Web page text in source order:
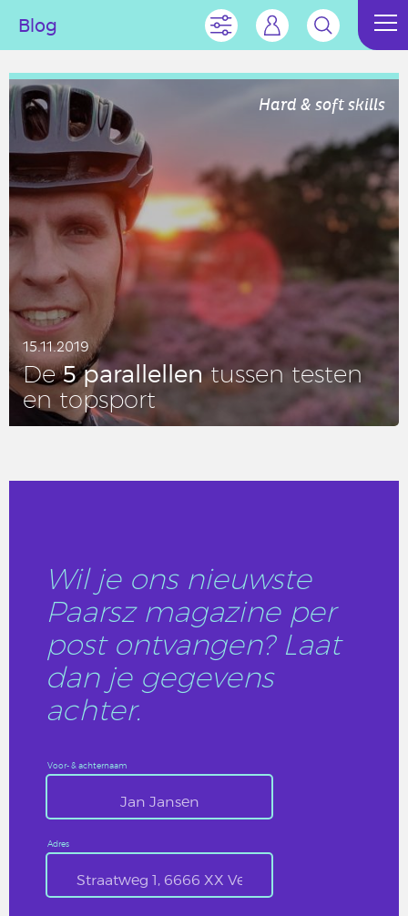
Blog
Hard & soft skills
15.11.2019
De5 pa­ral­lel­lentussen testen
en top­sport
Wil je ons nieuwste
Paarsz magazine per
post ontvangen? Laat
dan je gegevens
achter.
Voor- & achternaam
Adres